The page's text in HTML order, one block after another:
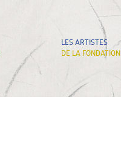
LES ARTISTES
DE LA FONDATION